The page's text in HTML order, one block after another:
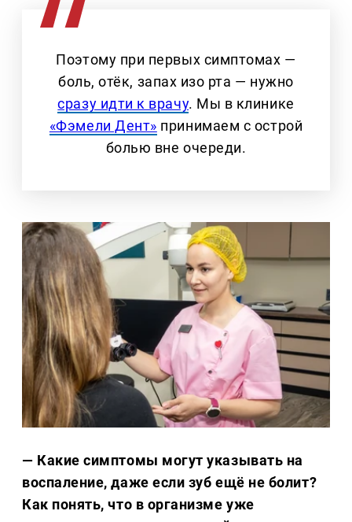
Поэтому при первых симптомах —
боль, отёк, запах изо рта — нужно
сразу идти к врачу. Мы в клинике
«Фэмели Дент» принимаем с острой
болью вне очереди.
— Какие симптомы могут указывать на
воспаление, даже если зуб ещё не болит?
Как понять, что в организме уже